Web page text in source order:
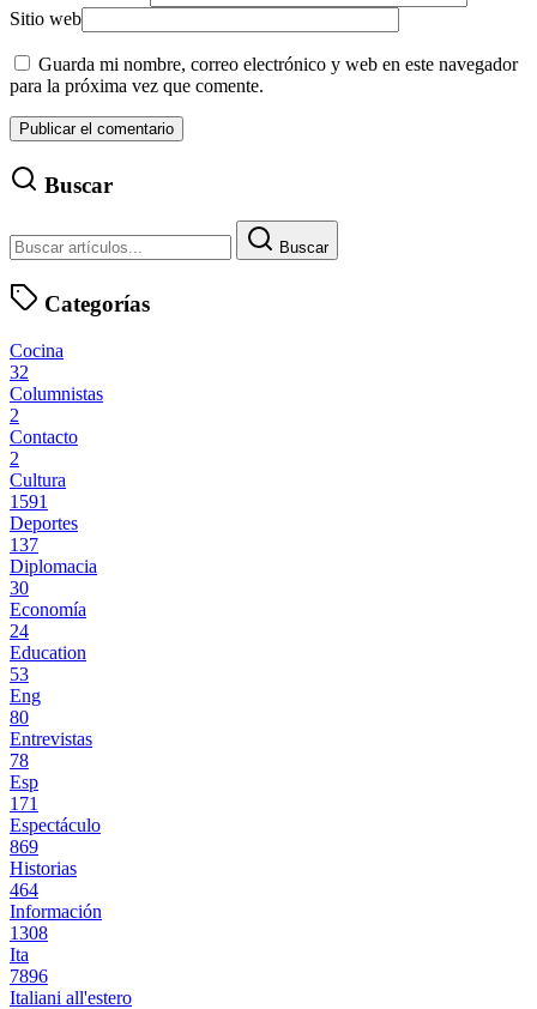
Sitio web
Guarda mi nombre, correo electrónico y web en este navegador
para la próxima vez que comente.
Buscar
Buscar
Categorías
Cocina
32
Columnistas
2
Contacto
2
Cultura
1591
Deportes
137
Diplomacia
30
Economía
24
Education
53
Eng
80
Entrevistas
78
Esp
171
Espectáculo
869
Historias
464
Información
1308
Ita
7896
Italiani all'estero